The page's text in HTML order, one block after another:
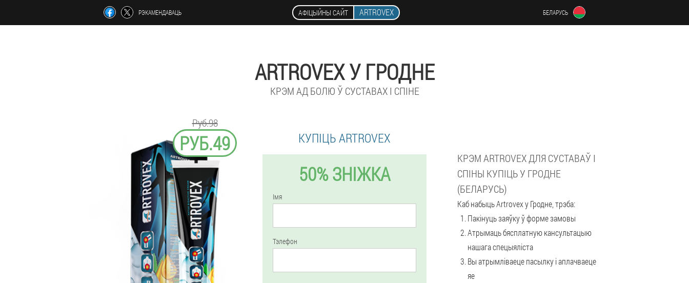
РЭКАМЕНДАВАЦЬ АФІЦЫЙНЫ САЙТ ARTROVEX БЕЛАРУСЬ
ARTROVEX У ГРОДНЕ
КРЭМ АД БОЛЮ Ў СУСТАВАХ І СПІНЕ
Руб.98
РУБ.49 КУПІЦЬ ARTROVEX
50% ЗНІЖКА
Імя
Тэлефон
КРЭМ ARTROVEX ДЛЯ СУСТАВАЎ І
СПІНЫ КУПІЦЬ У ГРОДНЕ
(БЕЛАРУСЬ)
Каб набыць Artrovex у Гродне, трэба:
Пакінуць заяўку ў форме замовы
Атрымаць бясплатную кансультацыю
нашага спецыяліста
Вы атрымліваеце пасылку і аплачваеце
яе